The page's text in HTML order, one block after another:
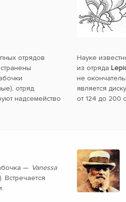
отрядов
отряд
надсемейство
Науке
из отряда
не
является
от 124 до 200
— Vanessa